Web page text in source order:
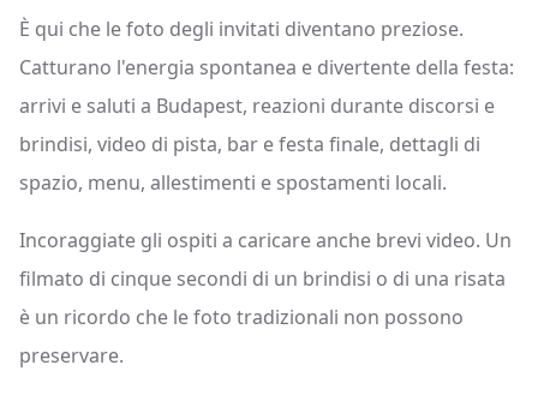
È qui che le foto degli invitati diventano preziose.
Catturano l'energia spontanea e divertente della festa:
arrivi e saluti a Budapest, reazioni durante discorsi e
brindisi, video di pista, bar e festa finale, dettagli di
spazio, menu, allestimenti e spostamenti locali.
Incoraggiate gli ospiti a caricare anche brevi video. Un
filmato di cinque secondi di un brindisi o di una risata
è un ricordo che le foto tradizionali non possono
preservare.